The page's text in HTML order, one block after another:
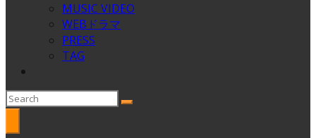
MUSIC VIDEO
WEBドラマ
PRESS
TAG